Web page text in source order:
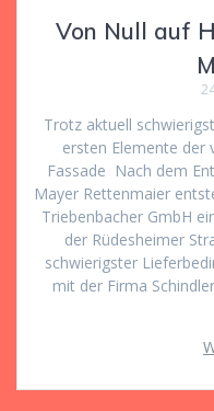
Von Null auf
Trotz aktuell
ersten Elemente der
Fassade Nach dem
Mayer Rettenmaier
Triebenbacher GmbH
der Rüdesheimer
schwierigster
mit der Firma